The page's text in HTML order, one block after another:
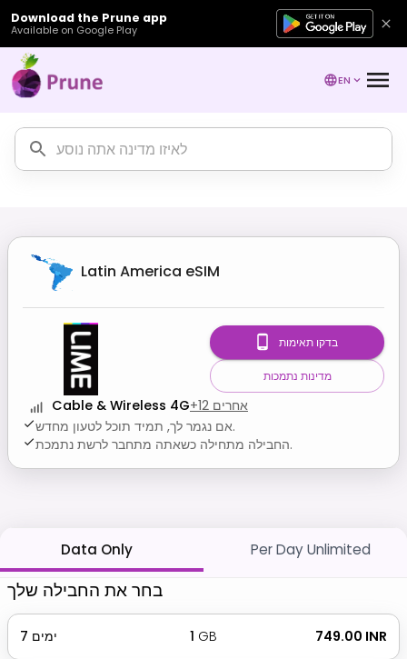
Download the Prune app
Available on Google Play
EN
Latin America eSIM
Cable & Wireless 4G+12 אחרים
אם נגמר לך, תמיד תוכל לטעון מחדש.
החבילה מתחילה כשאתה מתחבר לרשת נתמכת.
בדקו תאימות
מדינות נתמכות
Data Only Per Day Unlimited
בחר את החבילה שלך
7 ימים 1 GB ₹ 749.00 INR